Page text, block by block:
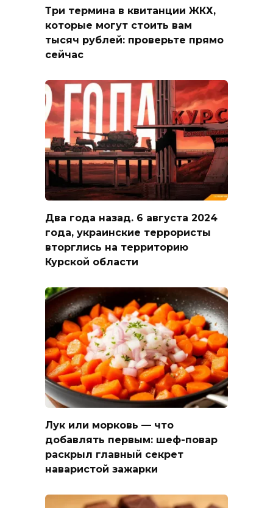
Три термина в квитанции ЖКХ,
которые могут стоить вам
тысяч рублей: проверьте прямо
сейчас
Два года назад. 6 августа 2024
года, украинские террористы
вторглись на территорию
Курской области
Лук или морковь — что
добавлять первым: шеф-повар
раскрыл главный секрет
наваристой зажарки